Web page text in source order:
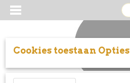
Inloggen Registreren
Cookies toestaan Opties